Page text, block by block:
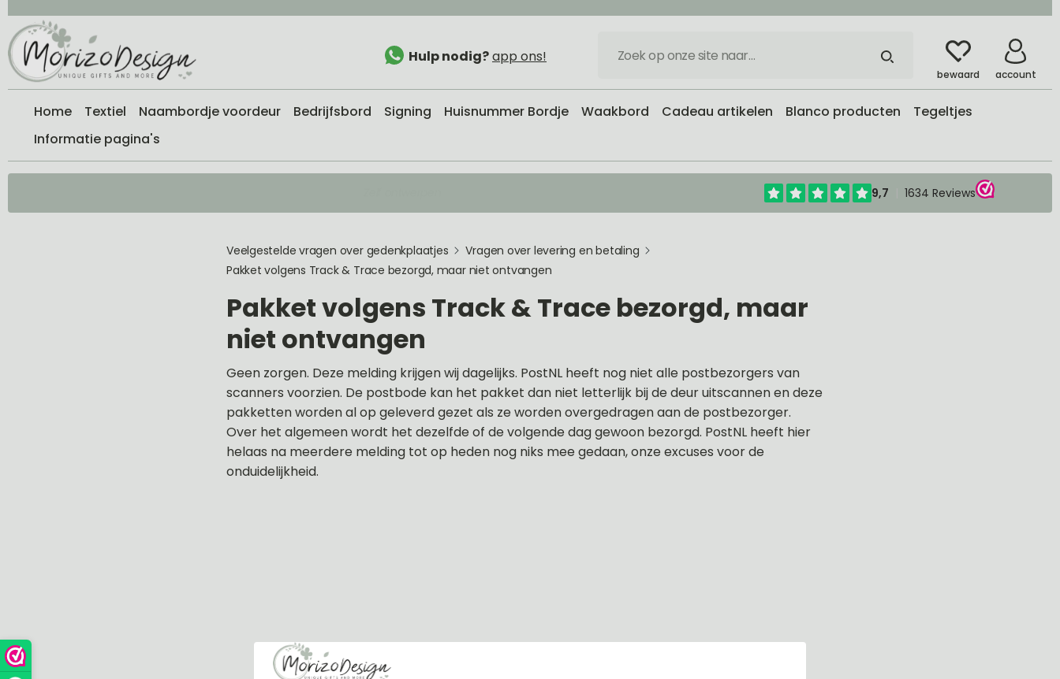
Hulp nodig?app ons!
bewaard account
Home Textiel Naambordje voordeur Bedrijfsbord Signing Huisnummer Bordje Waakbord Cadeau artikelen Blanco producten
Tegeltjes
Informatie pagina's
Veelgestelde vragen over gedenkplaatjes
Vragen over levering en betaling
Pakket volgens Track & Trace bezorgd, maar niet ontvangen
Pakket volgens Track & Trace bezorgd, maar
niet ontvangen
Geen zorgen. Deze melding krijgen wij dagelijks. PostNL heeft nog niet alle postbezorgers van
scanners voorzien. De postbode kan het pakket dan niet letterlijk bij de deur uitscannen en deze
pakketten worden al op geleverd gezet als ze worden overgedragen aan de postbezorger.
Over het algemeen wordt het dezelfde of de volgende dag gewoon bezorgd. PostNL heeft hier
helaas na meerdere melding tot op heden nog niks mee gedaan, onze excuses voor de
onduidelijkheid.